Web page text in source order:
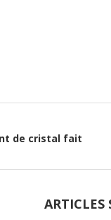
de cristal fait
ARTICLES